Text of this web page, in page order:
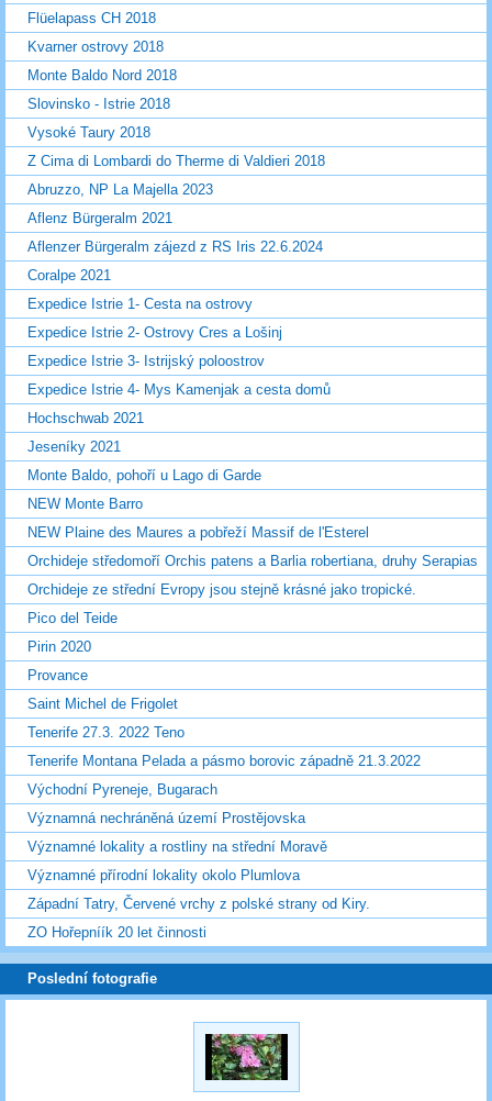
Flüelapass CH 2018
Kvarner ostrovy 2018
Monte Baldo Nord 2018
Slovinsko - Istrie 2018
Vysoké Taury 2018
Z Cima di Lombardi do Therme di Valdieri 2018
Abruzzo, NP La Majella 2023
Aflenz Bürgeralm 2021
Aflenzer Bürgeralm zájezd z RS Iris 22.6.2024
Coralpe 2021
Expedice Istrie 1- Cesta na ostrovy
Expedice Istrie 2- Ostrovy Cres a Lošinj
Expedice Istrie 3- Istrijský poloostrov
Expedice Istrie 4- Mys Kamenjak a cesta domů
Hochschwab 2021
Jeseníky 2021
Monte Baldo, pohoří u Lago di Garde
NEW Monte Barro
NEW Plaine des Maures a pobřeží Massif de l'Esterel
Orchideje středomoří Orchis patens a Barlia robertiana, druhy Serapias
Orchideje ze střední Evropy jsou stejně krásné jako tropické.
Pico del Teide
Pirin 2020
Provance
Saint Michel de Frigolet
Tenerife 27.3. 2022 Teno
Tenerife Montana Pelada a pásmo borovic západně 21.3.2022
Východní Pyreneje, Bugarach
Významná nechráněná území Prostějovska
Významné lokality a rostliny na střední Moravě
Významné přírodní lokality okolo Plumlova
Západní Tatry, Červené vrchy z polské strany od Kiry.
ZO Hořepníík 20 let činnosti
Poslední fotografie